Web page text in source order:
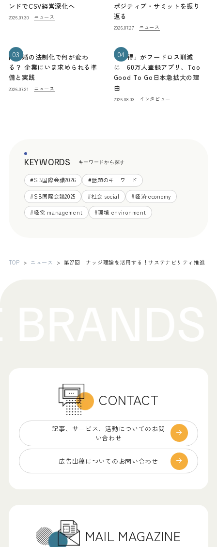
ンドでCSV経営深化へ
2026.07.30 ニュース
ポジティブ・サミットを振り
返る
2026.07.27 ニュース
03
同性婚の法制化で何が変わ
る？ 企業にいま求められる準
備と実践
2026.07.21 ニュース
04
「お得」がフードロス削減
に 60万人登録アプリ、Too
Good To Go日本急拡大の理
由
2026.08.03 インタビュー
KEYWORDS キーワードから探す
#SB国際会議2026 #話題のキーワード
#SB国際会議2025 #社会 social #経済 economy
#経営 management #環境 environment
TOP ニュース 第27回 ナッジ理論を活用する！サステナビリティ推進
CONTACT
記事、サービス、 活動についてのお問
い合わせ
広告出稿についての お問い合わせ
MAIL MAGAZINE